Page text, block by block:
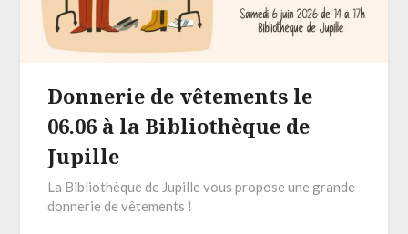
Donnerie de vêtements le
06.06 à la Bibliothèque de
Jupille
La Bibliothèque de Jupille vous propose une grande
donnerie de vêtements !